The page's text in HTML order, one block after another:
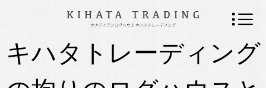
キハタトレーディング